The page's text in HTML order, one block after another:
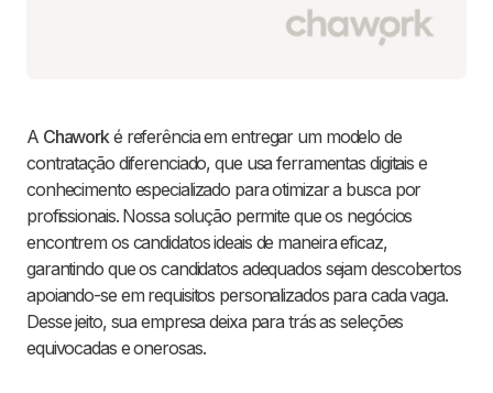
A Chaworké referência em entregar um modelo de
contratação diferenciado, que usa ferramentas digitais e
conhecimento especializado para otimizar a busca por
profissionais. Nossa solução permite que os negócios
encontrem os candidatos ideais de maneira eficaz,
garantindo que os candidatos adequados sejam descobertos
apoiando-se em requisitos personalizados para cada vaga.
Desse jeito, sua empresa deixa para trás as seleções
equivocadas e onerosas.